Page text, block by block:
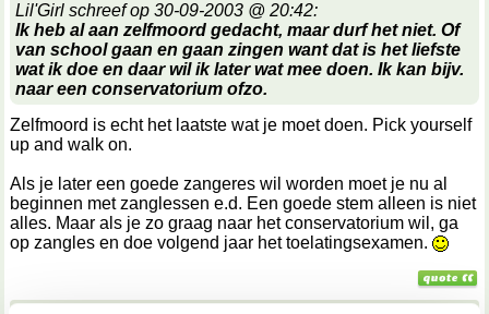
Lil'Girl schreef op 30-09-2003 @ 20:42:
Ik heb al aan zelfmoord gedacht, maar durf het niet. Of
van school gaan en gaan zingen want dat is het liefste
wat ik doe en daar wil ik later wat mee doen. Ik kan bijv.
naar een conservatorium ofzo.
Zelfmoord is echt het laatste wat je moet doen. Pick yourself
up and walk on.
Als je later een goede zangeres wil worden moet je nu al
beginnen met zanglessen e.d. Een goede stem alleen is niet
alles. Maar als je zo graag naar het conservatorium wil, ga
op zangles en doe volgend jaar het toelatingsexamen.